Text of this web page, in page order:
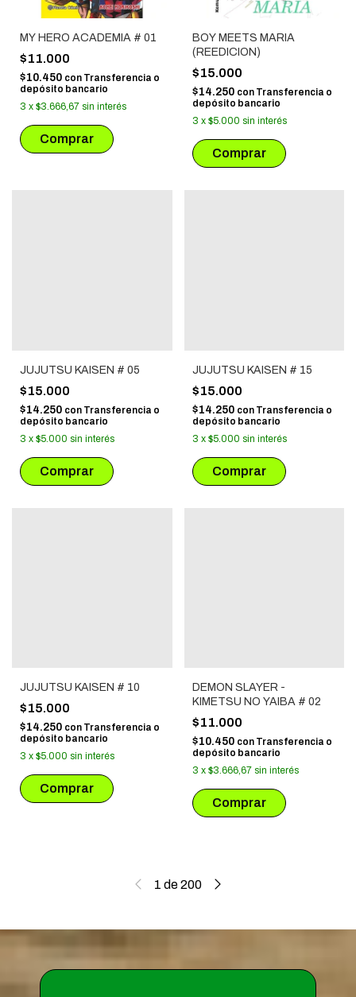
MY HERO ACADEMIA # 01
$11.000
$10.450 con Transferencia o
depósito bancario
3 x $3.666,67 sin interés
BOY MEETS MARIA
(REEDICION)
$15.000
$14.250 con Transferencia o
depósito bancario
3 x $5.000 sin interés
JUJUTSU KAISEN # 05
$15.000
$14.250 con Transferencia o
depósito bancario
3 x $5.000 sin interés
JUJUTSU KAISEN # 15
$15.000
$14.250 con Transferencia o
depósito bancario
3 x $5.000 sin interés
JUJUTSU KAISEN # 10
$15.000
$14.250 con Transferencia o
depósito bancario
3 x $5.000 sin interés
DEMON SLAYER -
KIMETSU NO YAIBA # 02
$11.000
$10.450 con Transferencia o
depósito bancario
3 x $3.666,67 sin interés
1 de200